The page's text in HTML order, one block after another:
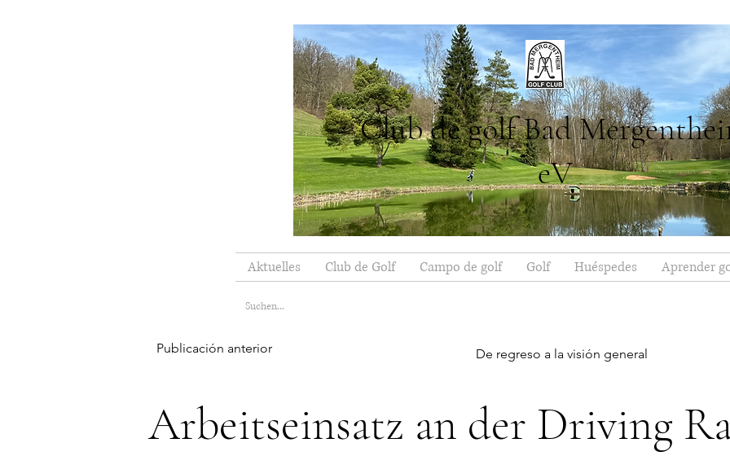
Club de golf Bad
eV
Aktuelles Club de Golf Campo de golf Golf Huéspedes Aprender
Publicación anterior De regreso a la visión general
Arbeitseinsatz an der Driving